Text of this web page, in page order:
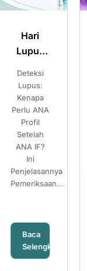
Hari
Lupus
Kenali
Gejala
Lupus
dan
Pentingnya
Pemeriksaan
ANA IF
Setiap
tanggal 10
Mei dunia
memperingati
World
Lupus Day
(Hari
Sedunia)
sebagai...
Baca
Selengkapnya